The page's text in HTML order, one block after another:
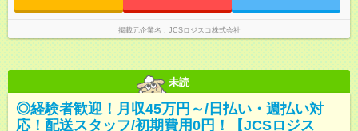
掲載元企業名 JCSロジスコ株式会社
未読
◎経験者歓迎！月収45万円～/日払い・週払い対
応！配送スタッフ/初期費用0円！【JCSロジス